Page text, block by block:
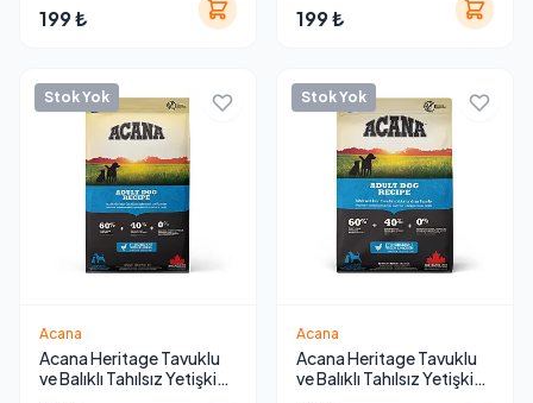
199 ₺ 199 ₺
Stok Yok
Acana
Acana Heritage Tavuklu
ve Balıklı Tahılsız Yetişkin
Stok Yok
Acana
Acana Heritage Tavuklu
ve Balıklı Tahılsız Yetişkin